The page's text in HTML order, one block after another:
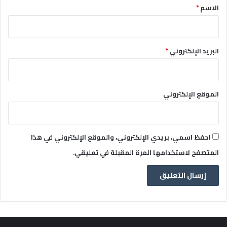
*الاسم*
البريد الإلكتروني*
الموقع الإلكتروني
احفظ اسمي، بريدي الإلكتروني، والموقع الإلكتروني في هذا
المتصفح لاستخدامها المرة المقبلة في تعليقي.